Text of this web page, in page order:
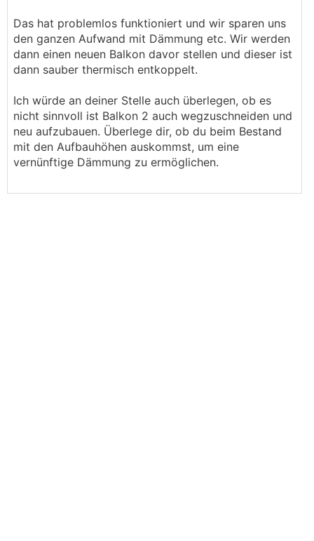
Das hat problemlos funktioniert und wir sparen uns
den ganzen Aufwand mit Dämmung etc. Wir werden
dann einen neuen Balkon davor stellen und dieser ist
dann sauber thermisch entkoppelt.
Ich würde an deiner Stelle auch überlegen, ob es
nicht sinnvoll ist Balkon 2 auch wegzuschneiden und
neu aufzubauen. Überlege dir, ob du beim Bestand
mit den Aufbauhöhen auskommst, um eine
vernünftige Dämmung zu ermöglichen.